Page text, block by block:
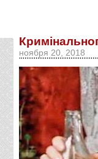
ноября 20, 2018